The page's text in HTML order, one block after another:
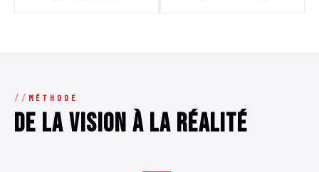
MÉTHODE
De la vision à la réalité